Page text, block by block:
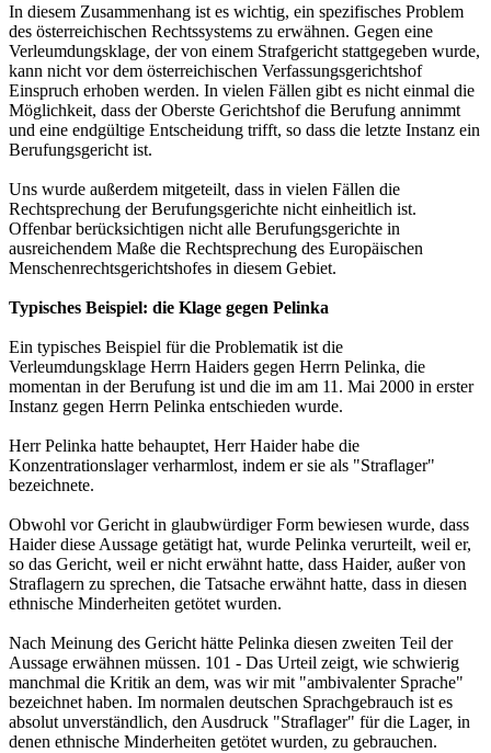
In diesem Zusammenhang ist es wichtig, ein spezifisches Problem
des österreichischen Rechtssystems zu erwähnen. Gegen eine
Verleumdungsklage, der von einem Strafgericht stattgegeben wurde,
kann nicht vor dem österreichischen Verfassungsgerichtshof
Einspruch erhoben werden. In vielen Fällen gibt es nicht einmal die
Möglichkeit, dass der Oberste Gerichtshof die Berufung annimmt
und eine endgültige Entscheidung trifft, so dass die letzte Instanz ein
Berufungsgericht ist.
Uns wurde außerdem mitgeteilt, dass in vielen Fällen die
Rechtsprechung der Berufungsgerichte nicht einheitlich ist.
Offenbar berücksichtigen nicht alle Berufungsgerichte in
ausreichendem Maße die Rechtsprechung des Europäischen
Menschenrechtsgerichtshofes in diesem Gebiet.
Typisches Beispiel: die Klage gegen Pelinka
Ein typisches Beispiel für die Problematik ist die
Verleumdungsklage Herrn Haiders gegen Herrn Pelinka, die
momentan in der Berufung ist und die im am 11. Mai 2000 in erster
Instanz gegen Herrn Pelinka entschieden wurde.
Herr Pelinka hatte behauptet, Herr Haider habe die
Konzentrationslager verharmlost, indem er sie als "Straflager"
bezeichnete.
Obwohl vor Gericht in glaubwürdiger Form bewiesen wurde, dass
Haider diese Aussage getätigt hat, wurde Pelinka verurteilt, weil er,
so das Gericht, weil er nicht erwähnt hatte, dass Haider, außer von
Straflagern zu sprechen, die Tatsache erwähnt hatte, dass in diesen
ethnische Minderheiten getötet wurden.
Nach Meinung des Gericht hätte Pelinka diesen zweiten Teil der
Aussage erwähnen müssen. 101 - Das Urteil zeigt, wie schwierig
manchmal die Kritik an dem, was wir mit "ambivalenter Sprache"
bezeichnet haben. Im normalen deutschen Sprachgebrauch ist es
absolut unverständlich, den Ausdruck "Straflager" für die Lager, in
denen ethnische Minderheiten getötet wurden, zu gebrauchen.